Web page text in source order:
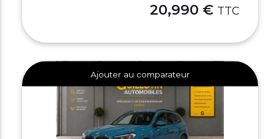
20,990 € TTC
Ajouter au comparateur